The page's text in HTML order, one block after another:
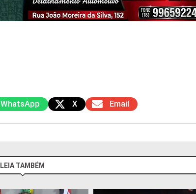
WhatsApp X Email
LEIA TAMBÉM